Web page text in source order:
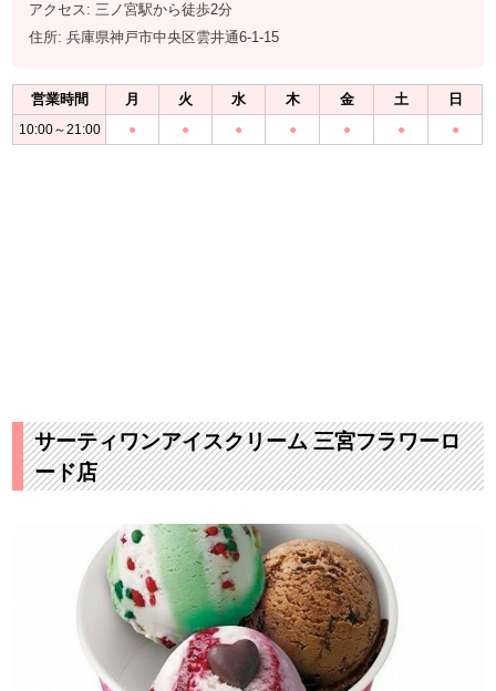
アクセス: 三ノ宮駅から徒歩2分
住所: 兵庫県神戸市中央区雲井通6-1-15
営業時間 月 火 水 木 金 土
日
10:00～21:00
● ● ● ● ● ● ●
サーティワンアイスクリーム 三宮フラワーロ
ード店